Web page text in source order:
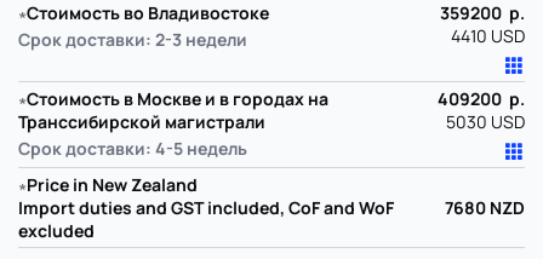
∗Стоимость во Владивостоке
Срок доставки: 2-3 недели
359200 р.
4410 USD
∗Стоимость в Москве и в городах на
Транссибирской магистрали
Срок доставки: 4-5 недель
409200 р.
5030 USD
∗Price in New Zealand
Import duties and GST included, CoF and WoF
excluded
7680 NZD